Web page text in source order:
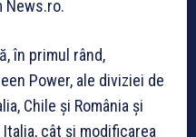
News.ro.
în primul rând,
Power, ale diviziei de
Chile şi România şi
cât şi modificarea